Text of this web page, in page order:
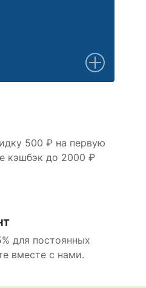
500 ₽ на первую
кэшбэк до 2000 ₽
для постоянных
вместе с нами.